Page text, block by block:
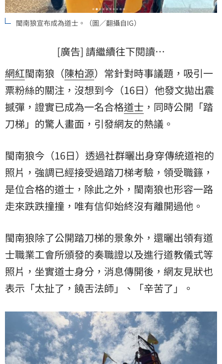
閩南狼宣布成為道士。（圖／翻攝自IG）
[廣告] 請繼續往下閱讀…
網紅閩南狼（陳柏源）常針對時事議題，吸引一
票粉絲的關注，沒想到今（16日）他發文拋出震
撼彈，證實已成為一名合格道士 ，同時公開「踏
刀梯 」的驚人畫面，引發網友的熱議。
閩南狼今（16日）透過社群曬出身穿傳統道袍的
照片，強調已經接受過踏刀梯考驗，領受職籙，
是位合格的道士，除此之外，閩南狼也形容一路
走來跌跌撞撞，唯有信仰始終沒有離開過他。
閩南狼除了公開踏刀梯的景象外，還曬出領有道
士職業工會所頒發的奏職證以及進行道教儀式等
照片，坐實道士身分，消息傳開後，網友見狀也
表示「太扯了，饒舌法師」、「辛苦了」。